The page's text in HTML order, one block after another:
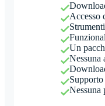
Accesso
Un
Nessuna
Nessuna